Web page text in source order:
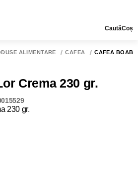
CautăCoș
ALIMENTARE CAFEA CAFEA
Crema 230 gr.